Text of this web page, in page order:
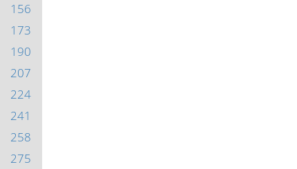
156
173
190
207
224
241
258
275